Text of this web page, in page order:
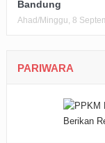
Bandung
Ahad/Minggu, 8
PARIWARA